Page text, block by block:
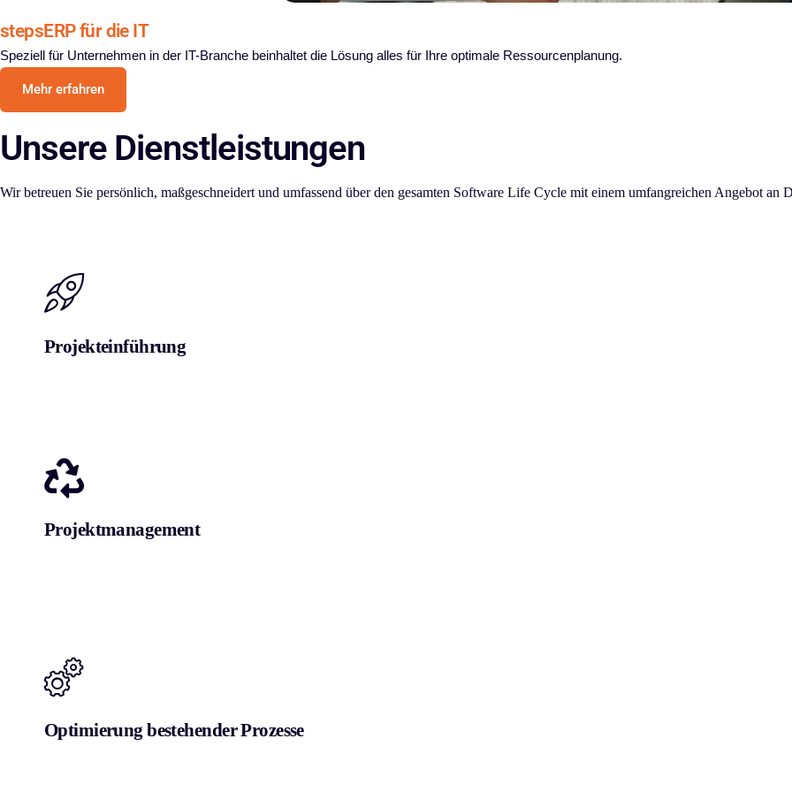
stepsERP für die IT
Speziell für Unternehmen in der IT-Branche beinhaltet die Lösung alles für Ihre optimale Ressourcenplanung.
Mehr erfahren
Unsere Dienstleistungen
Wir betreuen Sie persönlich, maßgeschneidert und umfassend über den gesamten Software Life Cycle mit einem umfangreichen Angebot an
Projekteinführung
Projektmanagement
Optimierung bestehender Prozesse